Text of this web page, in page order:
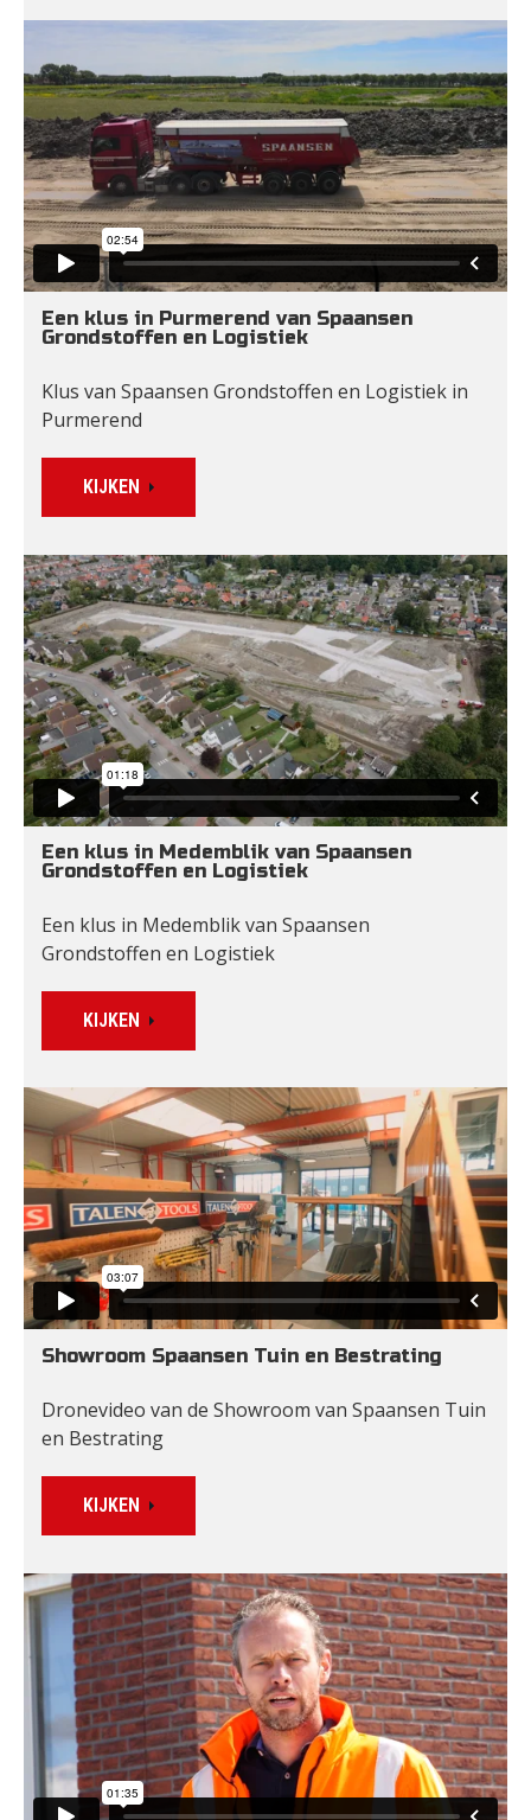
Een klus in Purmerend van Spaansen
Grondstoffen en Logistiek
Klus van Spaansen Grondstoffen en Logistiek in
Purmerend
KIJKEN
Een klus in Medemblik van Spaansen
Grondstoffen en Logistiek
Een klus in Medemblik van Spaansen
Grondstoffen en Logistiek
KIJKEN
Showroom Spaansen Tuin en Bestrating
Dronevideo van de Showroom van Spaansen Tuin
en Bestrating
KIJKEN